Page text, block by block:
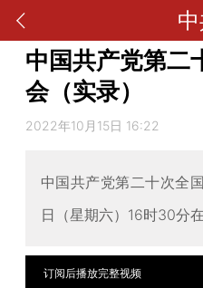
中国共产党第二
会（实录）
2022年10月15日 16:22
中国共产党第二十次全
日（星期六）16时30分
订阅后播放完整视频